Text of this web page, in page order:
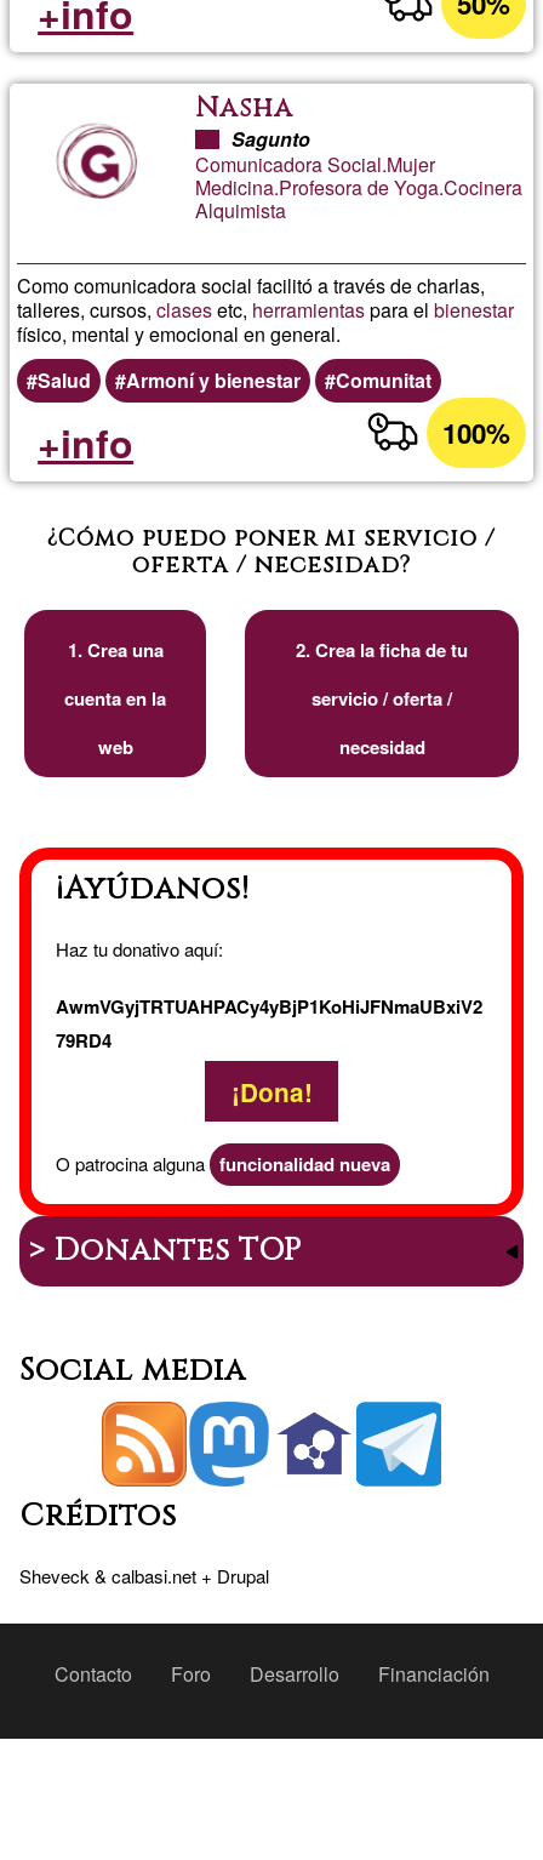
+info
Nasha
Sagunto
Comunicadora Social.Mujer
Medicina.Profesora de Yoga.Cocinera
Alquimista
Como comunicadora social facilitó a través de charlas,
talleres, cursos,clasesetc, herramientaspara elbienestar
físico, mental y emocional en general.
Salud
Armoní y bienestar Comunitat
100%
+info
¿Cómo puedo poner mi servicio /
oferta / necesidad?
1. Crea una
cuenta en la
web
2. Crea la ficha de tu
servicio / oferta /
necesidad
¡Ayúdanos!
Haz tu donativo aquí:
AwmVGyjTRTUAHPACy4yBjP1KoHiJFNmaUBxiV2
79RD4
¡Dona!
O patrocina alguna funcionalidad nueva
> Donantes TOP
Social media
Créditos
Sheveck & calbasi.net + Drupal
PeuContacto Foro Desarrollo Financiación